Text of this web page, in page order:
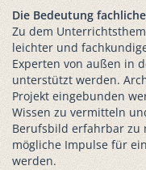
Die Bedeutung
Zu dem
leichter und
Experten von außen in
unterstützt werden.
Projekt eingebunden
Wissen zu vermitteln
Berufsbild erfahrbar zu
mögliche Impulse für
werden.